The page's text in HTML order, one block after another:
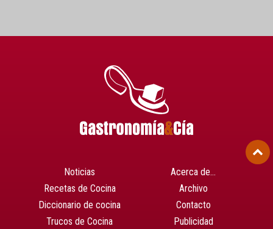
Noticias
Recetas de Cocina
Diccionario de cocina
Trucos de Cocina
Acerca de…
Archivo
Contacto
Publicidad